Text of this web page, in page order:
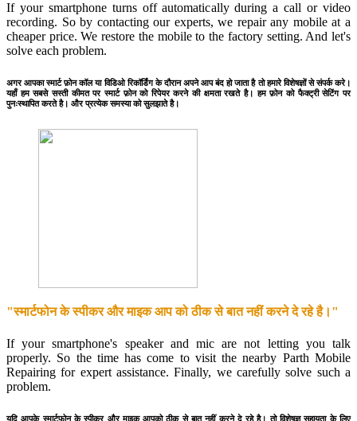
If your smartphone turns off automatically during a call or video
recording. So by contacting our experts, we repair any mobile at a
cheaper price. We restore the mobile to the factory setting. And let's
solve each problem.
अगर आपका स्मार्ट फ़ोन कॉल या विडिओ रिकॉर्डिंग के दौरान अपने आप बंद हो जाता है तो हमारे विशेषज्ञों से संपर्क करे।
यहाँ हम सबसे सस्ती कीमत पर स्मार्ट फ़ोन को रिपेयर करने की क्षमता रखते है। हम फ़ोन को फैक्ट्री सेटिंग पर
पुनःस्थापित करते है। और प्रत्येक समस्या को सुलझाते है।
"स्मार्टफोन के स्पीकर और माइक आप को ठीक से बात नहीं करने दे रहे है।"
If your smartphone's speaker and mic are not letting you talk
properly. So the time has come to visit the nearby Parth Mobile
Repairing for expert assistance. Finally, we carefully solve such a
problem.
यदि आपके स्मार्टफोन के स्पीकर और माइक आपको ठीक से बात नहीं करने दे रहे है। तो विशेषज्ञ सहायता के लिए